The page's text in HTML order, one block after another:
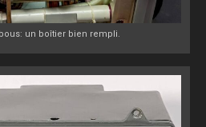
un boîtier bien rempli.